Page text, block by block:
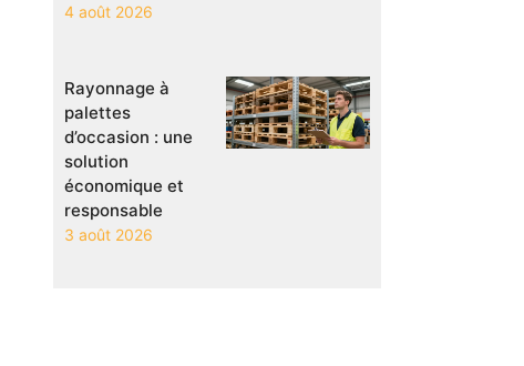
4 août 2026
Rayonnage à
palettes
d’occasion : une
solution
économique et
responsable
3 août 2026